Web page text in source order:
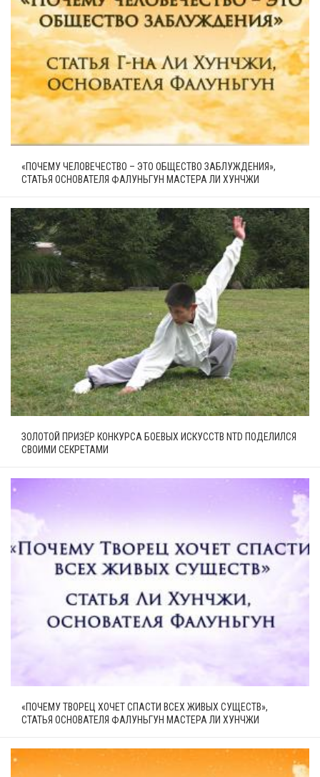
«ПОЧЕМУ ЧЕЛОВЕЧЕСТВО – ЭТО ОБЩЕСТВО ЗАБЛУЖДЕНИЯ»,
СТАТЬЯ ОСНОВАТЕЛЯ ФАЛУНЬГУН МАСТЕРА ЛИ ХУНЧЖИ
ЗОЛОТОЙ ПРИЗЁР КОНКУРСА БОЕВЫХ ИСКУССТВ NTD ПОДЕЛИЛСЯ
СВОИМИ СЕКРЕТАМИ
«ПОЧЕМУ ТВОРЕЦ ХОЧЕТ СПАСТИ ВСЕХ ЖИВЫХ СУЩЕСТВ»,
СТАТЬЯ ОСНОВАТЕЛЯ ФАЛУНЬГУН МАСТЕРА ЛИ ХУНЧЖИ